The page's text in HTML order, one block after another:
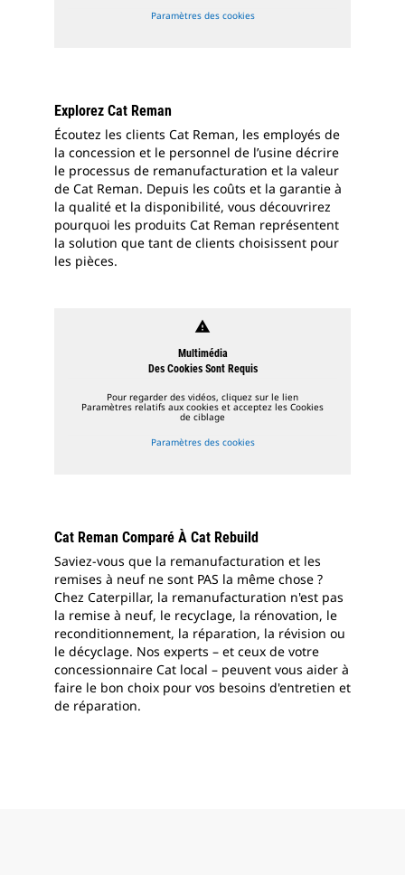
Paramètres des cookies
Explorez Cat Reman
Écoutez les clients Cat Reman, les employés de
la concession et le personnel de l’usine décrire
le processus de remanufacturation et la valeur
de Cat Reman. Depuis les coûts et la garantie à
la qualité et la disponibilité, vous découvrirez
pourquoi les produits Cat Reman représentent
la solution que tant de clients choisissent pour
les pièces.
warning
Multimédia
Des Cookies Sont Requis
Pour regarder des vidéos, cliquez sur le lien
Paramètres relatifs aux cookies et acceptez les Cookies
de ciblage
Paramètres des cookies
Cat Reman Comparé À Cat Rebuild
Saviez-vous que la remanufacturation et les
remises à neuf ne sont PAS la même chose ?
Chez Caterpillar, la remanufacturation n'est pas
la remise à neuf, le recyclage, la rénovation, le
reconditionnement, la réparation, la révision ou
le décyclage. Nos experts – et ceux de votre
concessionnaire Cat local – peuvent vous aider à
faire le bon choix pour vos besoins d'entretien et
de réparation.